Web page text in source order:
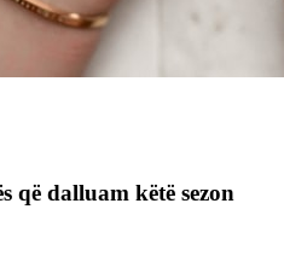
që dalluam këtë sezon